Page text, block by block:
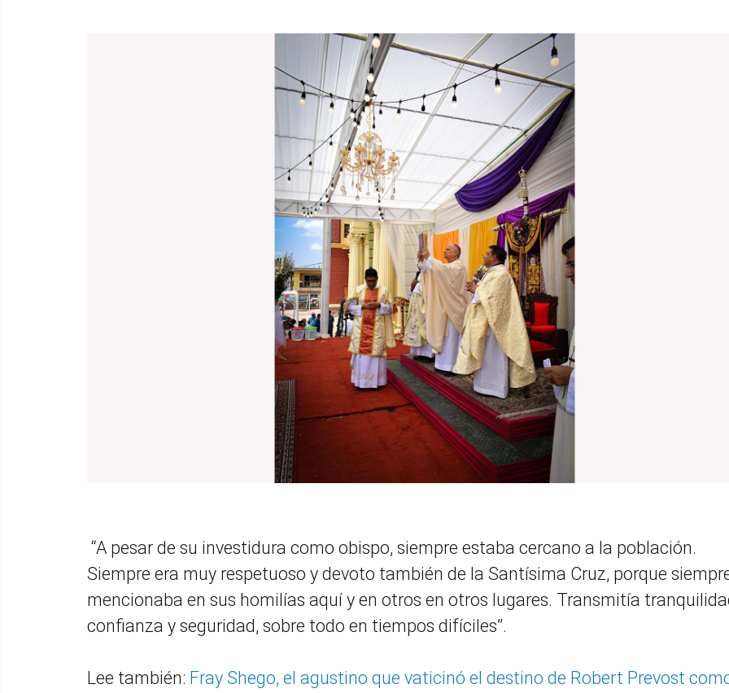
“A pesar de su investidura como obispo, siempre estaba cercano a la población.
Siempre era muy respetuoso y devoto también de la Santísima Cruz, porque
mencionaba en sus homilías aquí y en otros en otros lugares. Transmitía
confianza y seguridad, sobre todo en tiempos difíciles”.
Lee también: Fray Shego, el agustino que vaticinó el destino de Robert Prevost